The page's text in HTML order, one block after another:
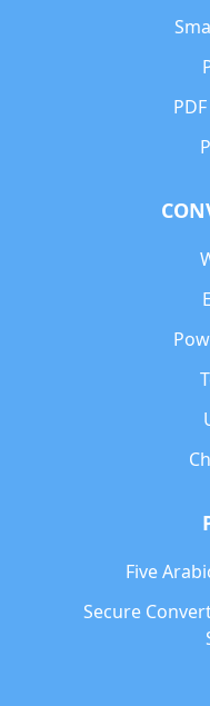
Five
Secure